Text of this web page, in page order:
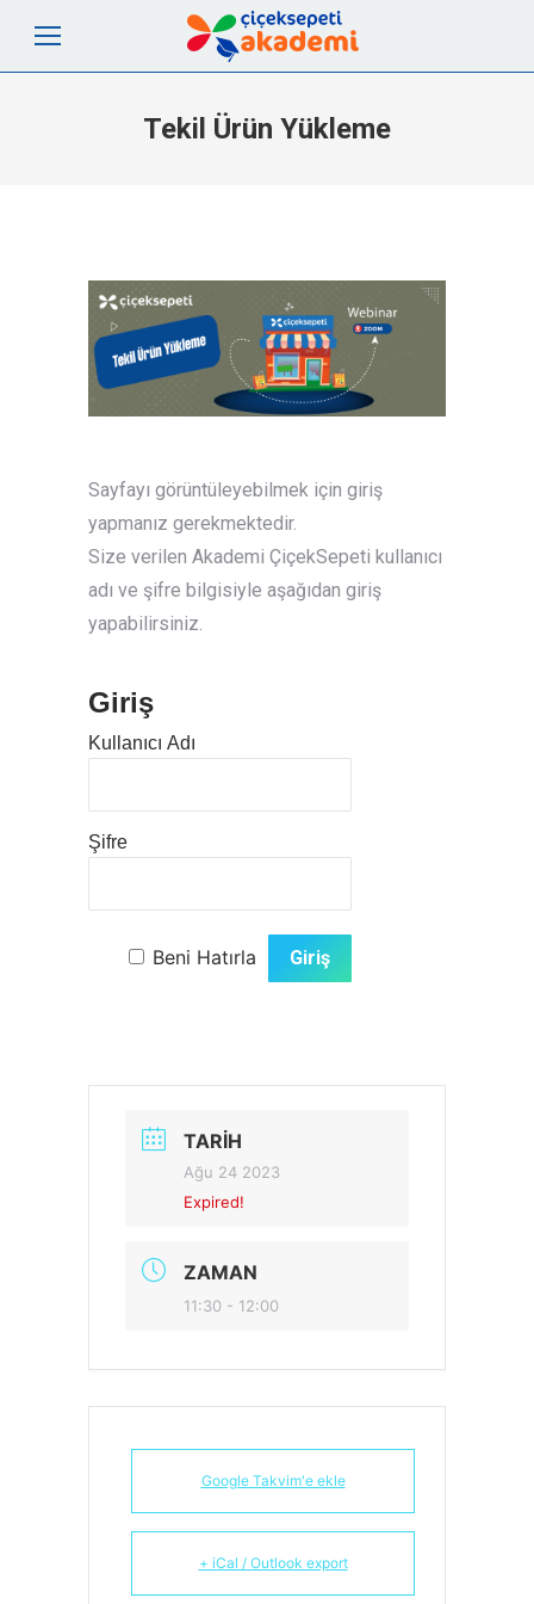
Tekil Ürün Yükleme
Sayfayı görüntüleyebilmek için giriş
yapmanız gerekmektedir.
Size verilen Akademi ÇiçekSepeti kullanıcı
adı ve şifre bilgisiyle aşağıdan giriş
yapabilirsiniz.
Giriş
Kullanıcı Adı
Şifre
Beni Hatırla
TARIH
Ağu 24 2023
Expired!
ZAMAN
11:30 - 12:00
Google Takvim'e ekle
+ iCal / Outlook export